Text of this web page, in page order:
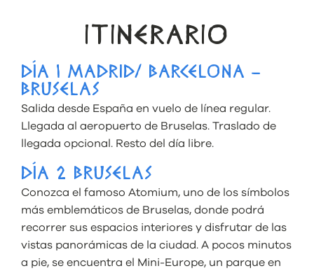
ITINERARIO
DÍA 1 MADRID/ BARCELONA –
BRUSELAS
Salida desde España en vuelo de línea regular.
Llegada al aeropuerto de Bruselas. Traslado de
llegada opcional. Resto del día libre.
DÍA 2 BRUSELAS
Conozca el famoso Atomium, uno de los símbolos
más emblemáticos de Bruselas, donde podrá
recorrer sus espacios interiores y disfrutar de las
vistas panorámicas de la ciudad. A pocos minutos
a pie, se encuentra el Mini-Europe, un parque en